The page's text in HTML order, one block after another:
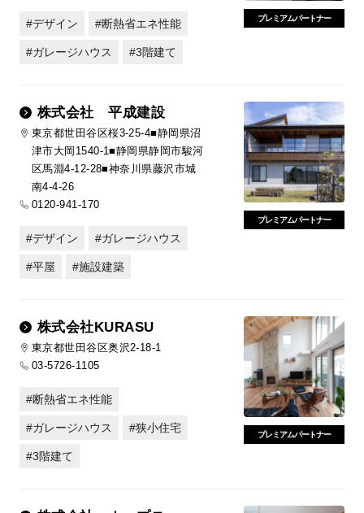
デザイン 断熱省エネ性能
ガレージハウス 3階建て
プレミアムパートナー
株式会社 平成建設
東京都世田谷区桜3-25-4■静岡県沼
津市大岡1540-1■静岡県静岡市駿河
区馬淵4-12-28■神奈川県藤沢市城
南4-4-26
0120-941-170
デザイン ガレージハウス
平屋 施設建築
プレミアムパートナー
株式会社KURASU
東京都世田谷区奥沢2-18-1
03-5726-1105
断熱省エネ性能
ガレージハウス 狭小住宅
3階建て
プレミアムパートナー